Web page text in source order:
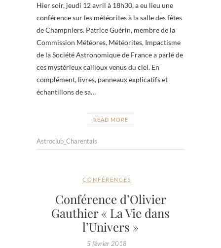
Hier soir, jeudi 12 avril à 18h30, a eu lieu une
conférence sur les météorites à la salle des fêtes
de Champniers. Patrice Guérin, membre de la
Commission Météores, Météorites, Impactisme
de la Société Astronomique de France a parlé de
ces mystérieux cailloux venus du ciel. En
complément, livres, panneaux explicatifs et
échantillons de sa…
READ MORE
Astroclub_Charentais
CONFÉRENCES
Conférence d’Olivier
Gauthier « La Vie dans
l’Univers »
5 février 2018